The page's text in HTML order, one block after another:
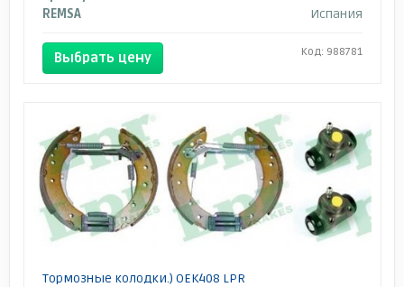
REMSA
Испания
Выбрать цену Код: 988781
Тормозные колодки.) OEK408 LPR